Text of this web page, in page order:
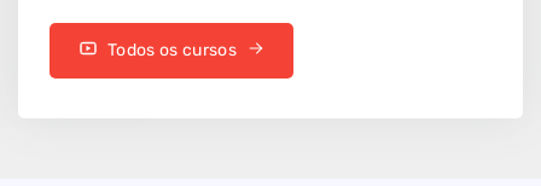
Todos os cursos